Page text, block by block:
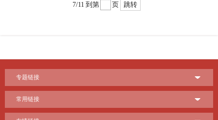
7/11 到第 页 跳转
专题链接
常用链接